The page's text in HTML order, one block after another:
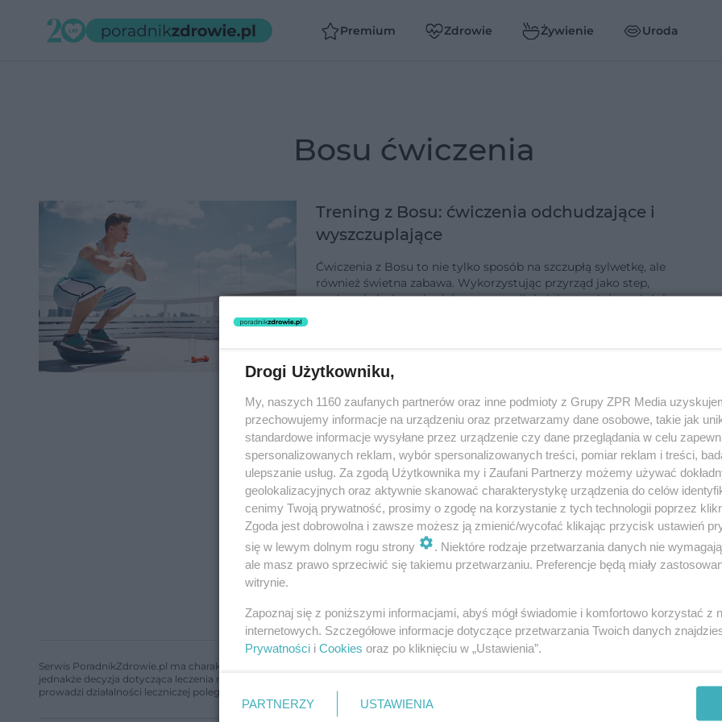
Premium Zdrowie Żywienie Uroda
bosu ćwiczenia
Trening z Bosu: ćwiczenia odchudzające i
wyszczuplające
Ćwiczenia z Bosu to nie tylko sposób na szczupłą sylwetkę, ale
również świetna zabawa. Wykorzystując przyrząd jako step,
można skakać na nim jak na trampolinie lub angażując mięśnie
Serwis PoradnikZdrowie.pl ma charakter edukacyjny, nie stanowi i nie zastępuje porady lekarskiej. Redakcja serwisu dokłada wszelkich
jednakże decyzja dotycząca leczenia należy do lekarza. Redakcja i wydawca serwisu nie ponoszą odpowiedzialności wynikającej z
prowadzi działalności leczniczej polegającej na udzielaniu świadczeń zdrowotnych w rozumieniu art. 3 ust 1 ustawy o działalności leczniczej.
Drogi Użytkowniku,
My, naszych 1160 zaufanych partnerów oraz inne podmioty z Grupy ZPR Media
przechowujemy informacje na urządzeniu oraz przetwarzamy dane osobowe, takie jak
standardowe informacje wysyłane przez urządzenie czy dane przeglądania w celu
spersonalizowanych reklam, wybór spersonalizowanych treści, pomiar reklam i treści,
ulepszanie usług. Za zgodą Użytkownika my i Zaufani Partnerzy możemy używać
geolokalizacyjnych oraz aktywnie skanować charakterystykę urządzenia do celów
cenimy Twoją prywatność, prosimy o zgodę na korzystanie z tych technologii poprzez
Zgoda jest dobrowolna i zawsze możesz ją zmienić/wycofać klikając przycisk ustawień
się w lewym dolnym rogu strony
. Niektóre rodzaje przetwarzania danych nie
ale masz prawo sprzeciwić się takiemu przetwarzaniu. Preferencje będą miały
witrynie.
Zapoznaj się z poniższymi informacjami, abyś mógł świadomie i komfortowo korzystać z
internetowych. Szczegółowe informacje dotyczące przetwarzania Twoich danych
Prywatności i Cookies oraz po kliknięciu w „Ustawienia”.
PARTNERZY USTAWIENIA